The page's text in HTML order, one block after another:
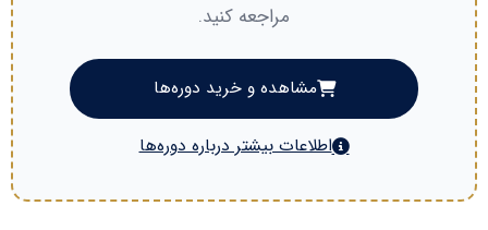
مراجعه کنید.
مشاهده و خرید دوره‌ها
اطلاعات بیشتر درباره دوره‌ها